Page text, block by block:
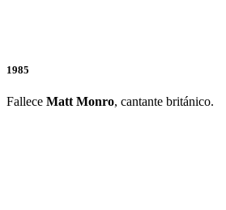
1985
Fallece Matt Monro, cantante británico.